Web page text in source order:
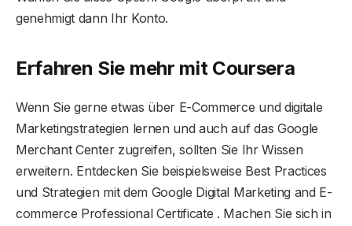
genehmigt dann Ihr Konto.
Erfahren Sie mehr mit Coursera
Wenn Sie gerne etwas über E-Commerce und digitale
Marketingstrategien lernen und auch auf das Google
Merchant Center zugreifen, sollten Sie Ihr Wissen
erweitern. Entdecken Sie beispielsweise Best Practices
und Strategien mit dem Google Digital Marketing and E-
commerce Professional Certificate . Machen Sie sich in